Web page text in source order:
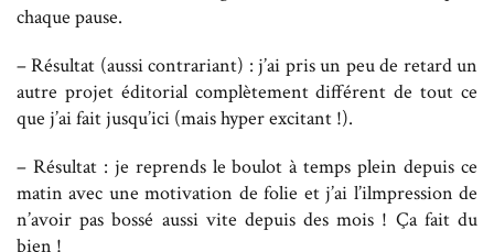
chaque pause.
– Résultat (aussi contrariant) : j’ai pris un peu de retard un
autre projet éditorial complètement différent de tout ce
que j’ai fait jusqu’ici (mais hyper excitant !).
– Résultat : je reprends le boulot à temps plein depuis ce
matin avec une motivation de folie et j’ai l’ilmpression de
n’avoir pas bossé aussi vite depuis des mois ! Ça fait du
bien !